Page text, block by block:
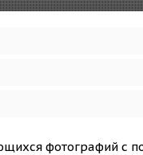
фотографий с